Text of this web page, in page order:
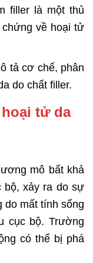
filler là một thủ
chứng về hoại tử
tả cơ chế, phân
do chất filler.
tử da
mô bất khả
bộ, xảy ra do sự
do mất tính sống
cục bộ. Trường
có thể bị phá